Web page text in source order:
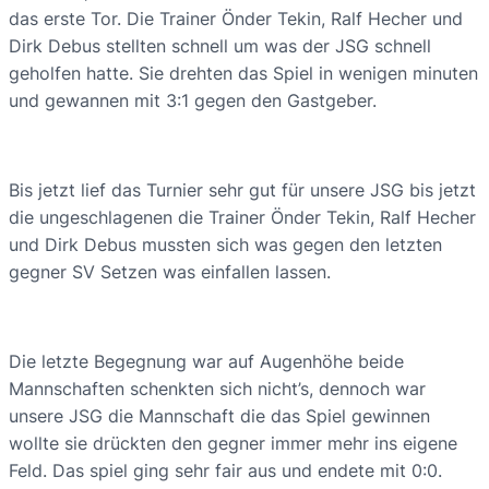
das erste Tor. Die Trainer Önder Tekin, Ralf Hecher und
Dirk Debus stellten schnell um was der JSG schnell
geholfen hatte. Sie drehten das Spiel in wenigen minuten
und gewannen mit 3:1 gegen den Gastgeber.
Bis jetzt lief das Turnier sehr gut für unsere JSG bis jetzt
die ungeschlagenen die Trainer Önder Tekin, Ralf Hecher
und Dirk Debus mussten sich was gegen den letzten
gegner SV Setzen was einfallen lassen.
Die letzte Begegnung war auf Augenhöhe beide
Mannschaften schenkten sich nicht’s, dennoch war
unsere JSG die Mannschaft die das Spiel gewinnen
wollte sie drückten den gegner immer mehr ins eigene
Feld. Das spiel ging sehr fair aus und endete mit 0:0.